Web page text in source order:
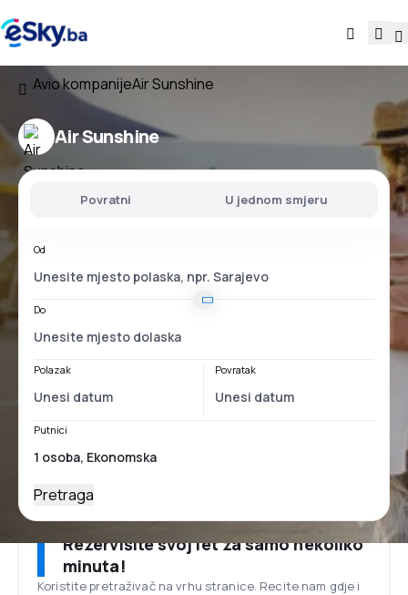
Avio kompanijeAir Sunshine
Air Sunshine
Povratni U jednom smjeru
Od
Do
Polazak Povratak
Putnici
Pretraga
Rezervišite svoj let za samo nekoliko
minuta!
Koristite pretraživač na vrhu stranice. Recite nam gdje i